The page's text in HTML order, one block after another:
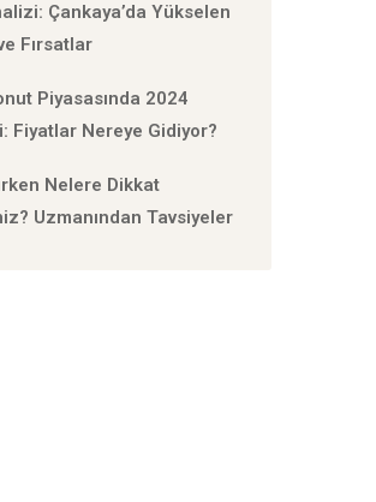
Çankaya’da Yükselen
Fırsatlar
Piyasasında 2024
Fiyatlar Nereye Gidiyor?
Nelere Dikkat
Uzmanından Tavsiyeler